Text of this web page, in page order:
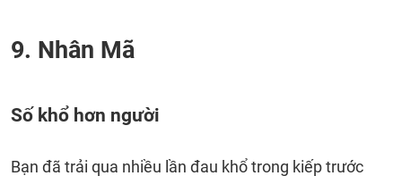
9. Nhân Mã
Số khổ hơn người
Bạn đã trải qua nhiều lần đau khổ trong kiếp trước